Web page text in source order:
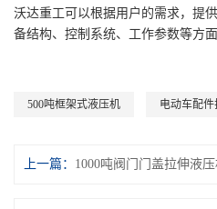
沃达重工可以根据用户的需求，提
备结构、控制系统、工作参数等方面
500吨框架式液压机 电动车配
上一篇： 1000吨阀门门盖拉伸液